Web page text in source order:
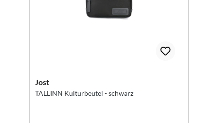
Jost
TALLINN Kulturbeutel - schwarz